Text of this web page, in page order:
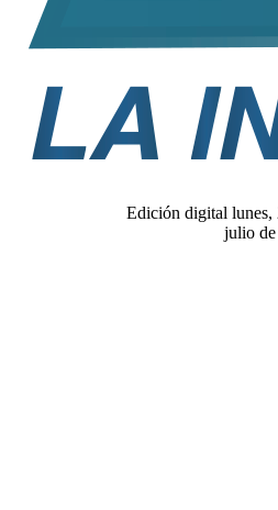
Edición digital lunes,
julio